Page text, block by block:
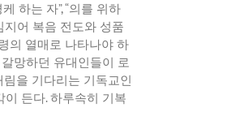
케 하는 자”, “의를 위하
지어 복음 전도와 성품
의 열매로 나타나야 하
망하던 유대인들이 로
을 기다리는 기독교인
이 든다.하루속히 기복